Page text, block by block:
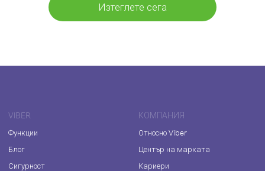
Изтеглете сега
VIBER
Функции
Блог
Сигурност
КОМПАНИЯ
Относно Viber
Център на марката
Кариери